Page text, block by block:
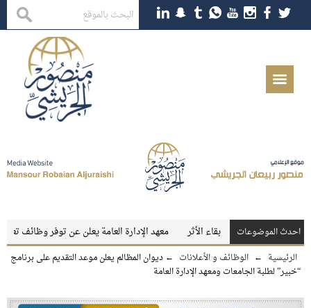
احدث الموضوعات معهد الإدارة العامة يعلن عن توفر وظائف تعليمية بقاء الأثر والمعلمات
الرئيسية ← الوظائف و الأعلانات ← ديوان المظالم يعلن موعد التقديم على برنامج
“خبير” لطلبة الجامعات ومعهد الإدارة العامة